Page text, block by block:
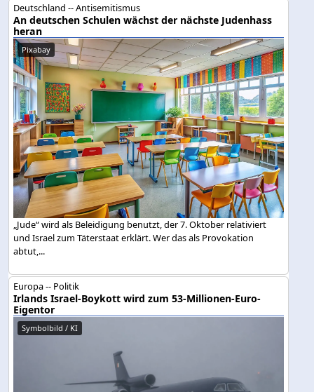
Deutschland -- Antisemitismus
An deutschen Schulen wächst der nächste Judenhass
heran
Pixabay
„Jude“ wird als Beleidigung benutzt, der 7. Oktober relativiert
und Israel zum Täterstaat erklärt. Wer das als Provokation
abtut,...
Europa -- Politik
Irlands Israel-Boykott wird zum 53-Millionen-Euro-
Eigentor
Symbolbild / KI